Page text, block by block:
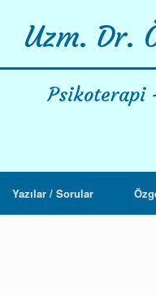
Uzm. Dr.
Psikoterapi
Yazılar / Sorular